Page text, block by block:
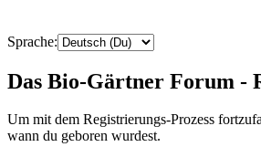
Sprache:
Das Bio-Gärtner Forum -
Um mit dem Registrierungs-Prozess
wann du geboren wurdest.